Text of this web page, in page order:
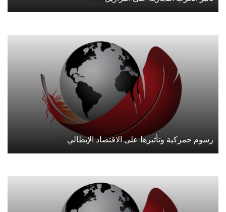
رسوم جمركية وتأثيرها على الاقتصاد الإيطالي